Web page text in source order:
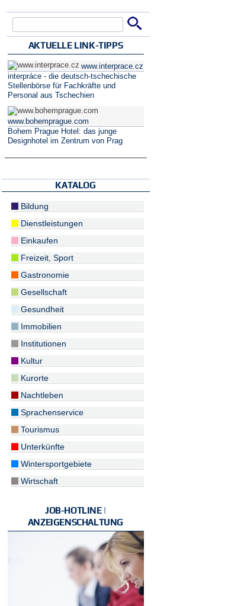
AKTUELLE LINK-TIPPS
www.interprace.cz
interpráce - die deutsch-tschechische
Stellenbörse für Fachkräfte und
Personal aus Tschechien
www.bohemprague.com
Bohem Prague Hotel: das junge
Designhotel im Zentrum von Prag
KATALOG
Bildung
Dienstleistungen
Einkaufen
Freizeit, Sport
Gastronomie
Gesellschaft
Gesundheit
Immobilien
Institutionen
Kultur
Kurorte
Nachtleben
Sprachenservice
Tourismus
Unterkünfte
Wintersportgebiete
Wirtschaft
JOB-HOTLINE |
ANZEIGENSCHALTUNG